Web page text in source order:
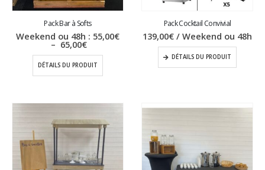
Pack Bar à Softs
Weekend ou 48h : 55,00€
– 65,00€Plage
de
prix :
55,00€
à
DÉTAILS DU PRODUIT
Pack Cocktail Convivial
139,00€ / Weekend ou 48h
DÉTAILS DU PRODUIT